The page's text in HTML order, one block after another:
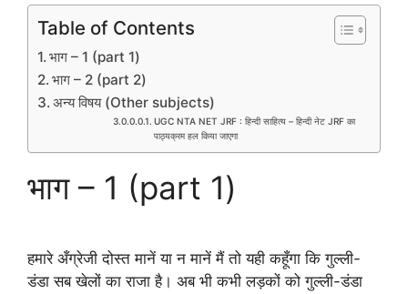
Table of Contents
भाग – 1 (part 1)
भाग – 2 (part 2)
अन्य विषय (Other subjects)
UGC NTA NET JRF : हिन्दी साहित्य – हिन्दी नेट JRF का
पाठ्यक्रम हल किया जाएगा
भाग – 1 (part 1)
हमारे अँग्रेजी दोस्त मानें या न मानें मैं तो यही कहूँगा कि गुल्ली-
डंडा सब खेलों का राजा है। अब भी कभी लड़कों को गुल्ली-डंडा